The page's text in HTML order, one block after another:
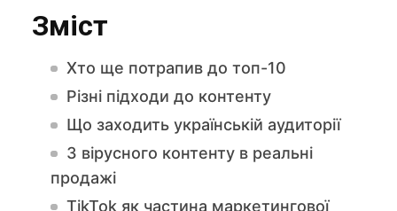
Зміст
Хто ще потрапив до топ-10
Різні підходи до контенту
Що заходить українській аудиторії
З вірусного контенту в реальні
продажі
TikTok як частина маркетингової